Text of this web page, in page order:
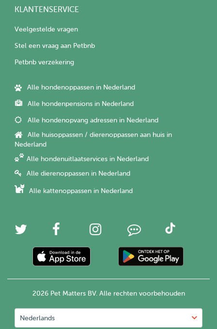
KLANTENSERVICE
Veelgestelde vragen
Stel een vraag aan Petbnb
Petbnb verzekering
Alle hondenoppassen in Nederland
Alle hondenpensions in Nederland
Alle hondenopvang adressen in Nederland
Alle huisoppassen / dierenoppassen aan huis in
Nederland
Alle hondenuitlaatservices in Nederland
Alle dierenoppassen in Nederland
Alle kattenoppassen in Nederland
2026 Pet Matters BV. Alle rechten voorbehouden
Nederlands